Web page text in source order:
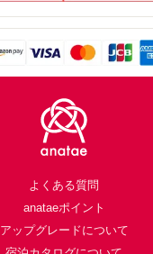
よくある質問
anataeポイント
アップグレードについて